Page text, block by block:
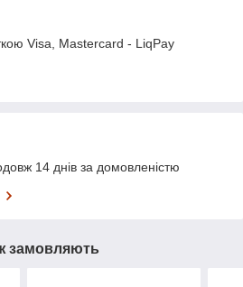
Visa, Mastercard - LiqPay
14 днів за домовленістю
замовляють